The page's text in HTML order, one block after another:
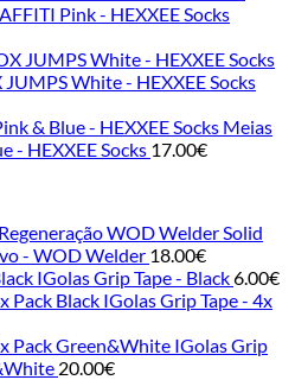
Pink - HEXXEE Socks
JUMPS White - HEXXEE Socks
Meias
- HEXXEE Socks 17.00€
Solid
- WOD Welder 18.00€
IGolas Grip Tape - Black6.00€
IGolas Grip Tape - 4x
IGolas Grip
20.00€